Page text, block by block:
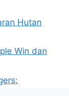
Hutan
Win dan